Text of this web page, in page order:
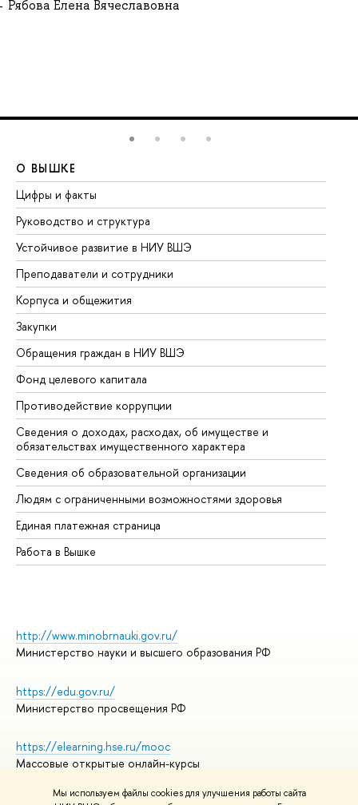
Мы используем файлы cookies для улучшения работы сайта
Рябова Елена Вячеславовна
О ВЫШКЕ
Цифры и факты
Руководство и структура
Устойчивое развитие в НИУ ВШЭ
Преподаватели и сотрудники
Корпуса и общежития
Закупки
Обращения граждан в НИУ ВШЭ
Фонд целевого капитала
Противодействие коррупции
Сведения о доходах, расходах, об имуществе и
обязательствах имущественного характера
Сведения об образовательной организации
Людям с ограниченными возможностями здоровья
Единая платежная страница
Работа в Вышке
http://www.minobrnauki.gov.ru/
Министерство науки и высшего образования РФ
https://edu.gov.ru/
Министерство просвещения РФ
https://elearning.hse.ru/mooc
Массовые открытые онлайн-курсы